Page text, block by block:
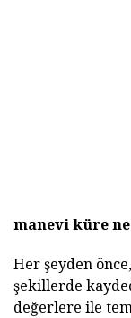
manevi küre
Her şeyden
şekillerde
değerlere ile